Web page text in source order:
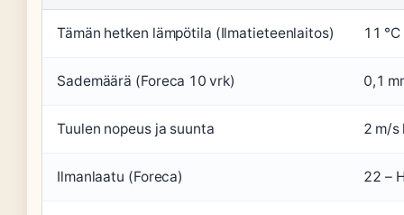
Tämän hetken lämpötila (Ilmatieteenlaitos) 11 °C
Sademäärä (Foreca 10 vrk) 0,1
Tuulen nopeus ja suunta 2 m/s
Ilmanlaatu (Foreca) 22 –